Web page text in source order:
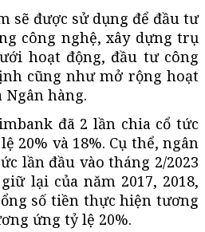
sẽ được sử dụng để đầu tư
công nghệ, xây dựng trụ
hoạt động, đầu tư công
cũng như mở rộng hoạt
hàng.
đã 2 lần chia cổ tức
20% và 18%. Cụ thể, ngân
lần đầu vào tháng 2/2023
lại của năm 2017, 2018,
số tiền thực hiện tương
ứng tỷ lệ 20%.